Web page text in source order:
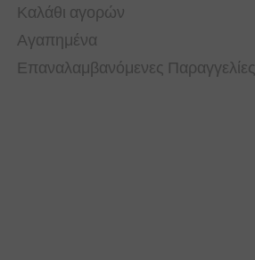
Καλάθι αγορών
Αγαπημένα
Επαναλαμβανόμενες Παραγγελίες